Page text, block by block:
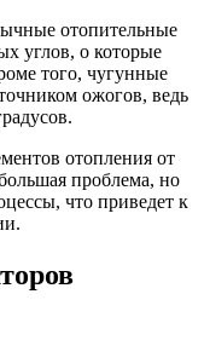
отопительные
углов, о которые
того, чугунные
ожогов, ведь
отопления от
проблема, но
что приведет к